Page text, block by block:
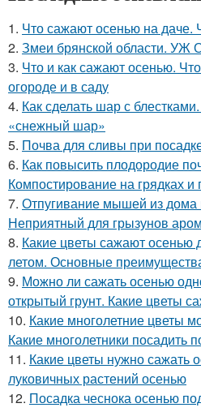
1. Что сажают осенью на даче.
2. Змеи брянской области.
3. Что и как сажают осенью.
огороде и в саду
4. Как сделать шар с
«снежный шар»
5. Почва для сливы при
6. Как повысить плодородие
Компостирование на грядках и
7. Отпугивание мышей из
Неприятный для грызунов
8. Какие цветы сажают осенью
летом. Основные
9. Можно ли сажать осенью
открытый грунт. Какие цветы
10. Какие многолетние цветы
Какие многолетники посадить
11. Какие цветы нужно сажать
луковичных растений осенью
12. Посадка чеснока осенью